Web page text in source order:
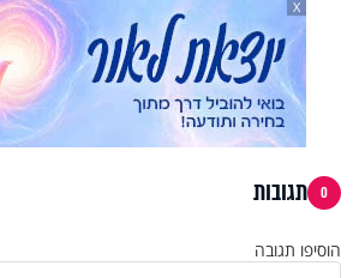
X
0 תגובות
הוסיפו תגובה